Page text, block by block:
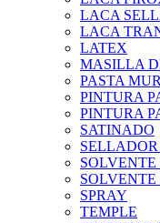
LACA
LACA
LATEX
MASILLA
PASTA
PINTURA
PINTURA
SATINADO
SPRAY
TEMPLE